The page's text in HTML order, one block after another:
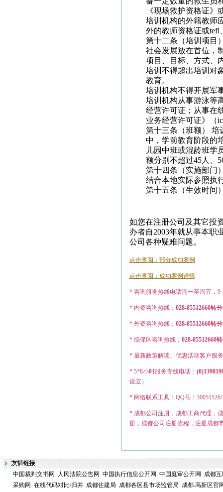
《现场救护资格证》
培训机构的外籍教师
外的教师资格证或tefl
第十二条（培训项目
社会发展放在首位，
项目、目标、方式、
培训不得超出培训对
教育。
培训机构不得开展军
培训机构从事游泳等
经营许可证；从事在
业务经营许可证》（
第十三条（班额） 培
中，学前教育阶段的
儿园中班或混龄班学
额分别不超过45人、
第十四条（实施部门
结合本地实际参照执
第十五条（生效时间
如您在注册公司及其它投
办者自2003年就从事本职
公司各种疑难问题。
点击查阅：部分成功案例
点击查阅：成功案例详情
* 咨询服务热线电话周一至周五，9
* 内资咨询热线： 028-85512660转
* 外资咨询热线： 028-85512660转
* 综保区咨询热线： 028-85512660
* 最新政策解读、优惠活动客户服
* 5*8小时服务专线电话：
设立）
* 网络联系工具：QQ号：30051526/
* 成都公司注册，成都工商代理，
册，成都公司注册流程，注册成都
中国裁判文书网 人民法院公告网 中国执行信息公开网 中国庭审公开网
成都
采购网 在线代码对比/归并 成都住建局 成都各区县市场监管局 成都.高新区官